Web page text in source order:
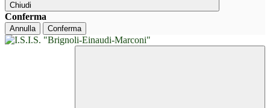
Chiudi
Conferma
Annulla Conferma